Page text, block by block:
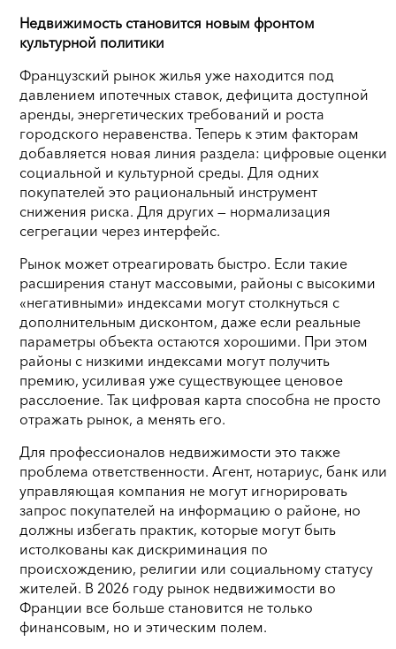
Недвижимость становится новым фронтом
культурной политики
Французский рынок жилья уже находится под
давлением ипотечных ставок, дефицита доступной
аренды, энергетических требований и роста
городского неравенства. Теперь к этим факторам
добавляется новая линия раздела: цифровые оценки
социальной и культурной среды. Для одних
покупателей это рациональный инструмент
снижения риска. Для других — нормализация
сегрегации через интерфейс.
Рынок может отреагировать быстро. Если такие
расширения станут массовыми, районы с высокими
«негативными» индексами могут столкнуться с
дополнительным дисконтом, даже если реальные
параметры объекта остаются хорошими. При этом
районы с низкими индексами могут получить
премию, усиливая уже существующее ценовое
расслоение. Так цифровая карта способна не просто
отражать рынок, а менять его.
Для профессионалов недвижимости это также
проблема ответственности. Агент, нотариус, банк или
управляющая компания не могут игнорировать
запрос покупателей на информацию о районе, но
должны избегать практик, которые могут быть
истолкованы как дискриминация по
происхождению, религии или социальному статусу
жителей. В 2026 году рынок недвижимости во
Франции все больше становится не только
финансовым, но и этическим полем.